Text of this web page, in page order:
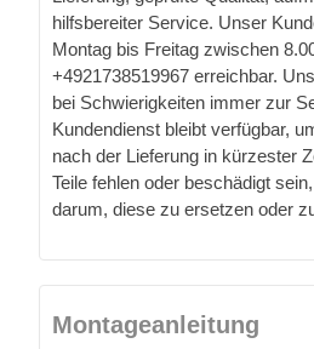
hilfsbereiter Service. Unser
Montag bis Freitag zwischen
+4921738519967 erreichbar.
bei Schwierigkeiten immer zur
Kundendienst bleibt verfügbar,
nach der Lieferung in kürzester
Teile fehlen oder beschädigt
darum, diese zu ersetzen oder
Montageanleitung